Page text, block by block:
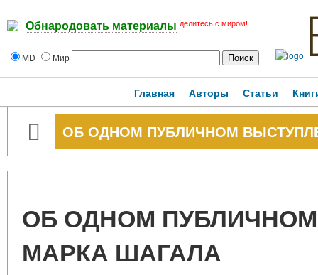
Обнародовать материалы делитесь с миром!
MD Мир
Главная Авторы Статьи
ОБ ОДНОМ ПУБЛИЧНОМ
ОБ ОДНОМ
МАРКА ШАГАЛА